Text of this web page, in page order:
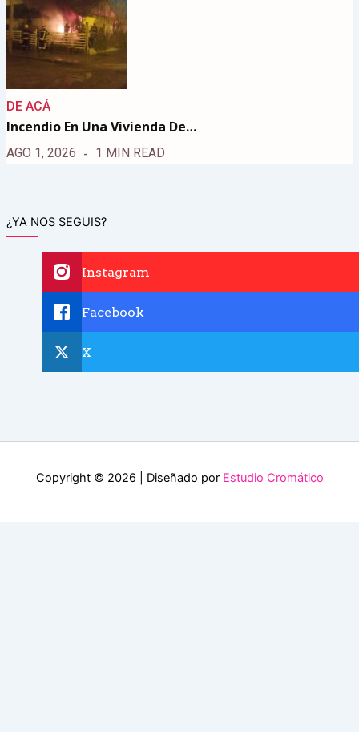
DE ACÁ
Incendio En Una Vivienda De…
AGO 1, 2026 1 MIN READ
¿YA NOS SEGUIS?
Instagram
Facebook
X
Copyright © 2026 | Diseñado por Estudio Cromático